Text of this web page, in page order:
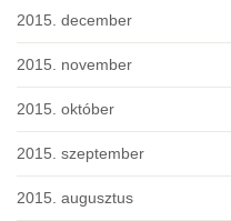
2015. december
2015. november
2015. október
2015. szeptember
2015. augusztus